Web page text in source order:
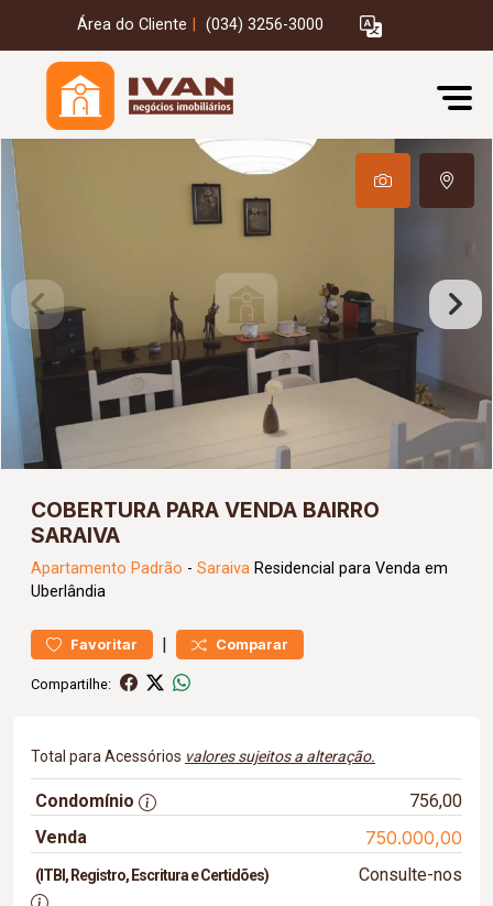
Área do Cliente (034) 3256-3000
COBERTURA PARA VENDA BAIRRO
SARAIVA
Apartamento Padrão - Saraiva Residencial para Venda em
Uberlândia
Favoritar | Comparar
Compartilhe:
Total para Acessórios valores sujeitos a alteração.
Condomínio
756,00
Venda
750.000,00
(ITBI, Registro, Escritura e Certidões) Consulte-nos